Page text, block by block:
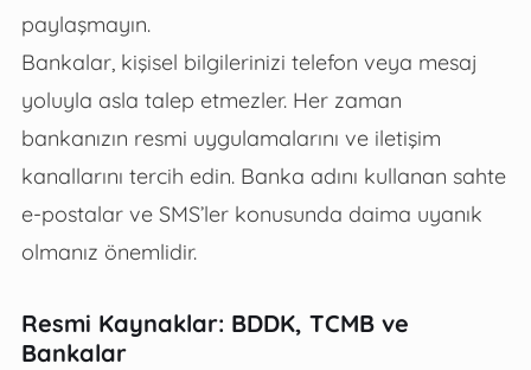
paylaşmayın.
Bankalar, kişisel bilgilerinizi telefon veya mesaj
yoluyla asla talep etmezler. Her zaman
bankanızın resmi uygulamalarını ve iletişim
kanallarını tercih edin. Banka adını kullanan sahte
e-postalar ve SMS’ler konusunda daima uyanık
olmanız önemlidir.
Resmi Kaynaklar: BDDK, TCMB ve
Bankalar